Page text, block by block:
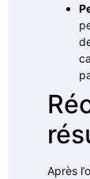
Après